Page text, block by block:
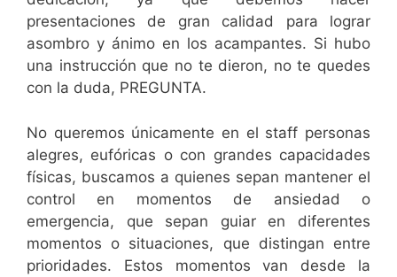
presentaciones de gran calidad para lograr
asombro y ánimo en los acampantes. Si hubo
una instrucción que no te dieron, no te quedes
con la duda, PREGUNTA.
No queremos únicamente en el staff personas
alegres, eufóricas o con grandes capacidades
físicas, buscamos a quienes sepan mantener el
control en momentos de ansiedad o
emergencia, que sepan guiar en diferentes
momentos o situaciones, que distingan entre
prioridades. Estos momentos van desde la